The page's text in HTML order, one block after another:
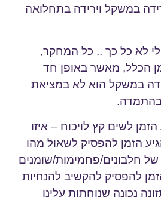
במשקל וירידה בתחלואה
לא כל כך .. כל המחקר,
הכלל, מאשר באופן חד
במשקל הוא לא במציאת
לשים קץ לויכוח – איזו
הזמן להפסיק לשאול מהו
של חלבונים/פחמימות/שומנים
להפסיק להקשיב להנחיות
נכונה שנוחתות עלינו